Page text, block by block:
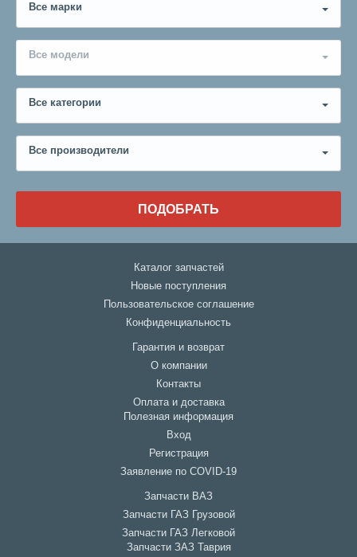
Все марки
Все модели
Все категории
Все производители
ПОДОБРАТЬ
Каталог запчастей
Новые поступления
Пользовательское соглашение
Конфиденциальность
Гарантия и возврат
О компании
Контакты
Оплата и доставка
Полезная информация
Вход
Регистрация
Заявление по COVID-19
Запчасти ВАЗ
Запчасти ГАЗ Грузовой
Запчасти ГАЗ Легковой
Запчасти ЗАЗ Таврия